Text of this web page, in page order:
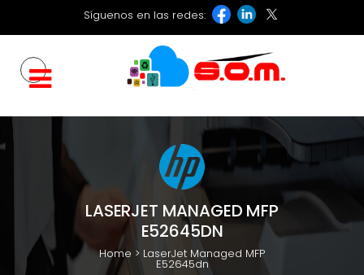
Síguenos en las redes:
LASERJET MANAGED MFP
E52645DN
Home > LaserJet Managed MFP
E52645dn